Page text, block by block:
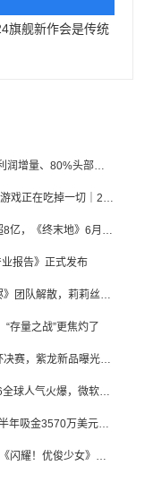
旗舰新作会是传统
游戏AI“账本”公开：500亿利润增量、80%头部入局，谁在闷声发财？
端游“复活”，出海狂飙，小游戏正在吃掉一切｜2026上半年产业报告
仅苹果谷歌商店半年吸金超8亿，《终末地》6月份收入显著回暖
报告》正式发布
腾讯曝百亿收购案，《辉烬》团队解散，莉莉丝新作曝光｜陀螺周报
存量之战”更焦灼了
三七网易Avia放假看世界杯决赛，紫龙新品曝光，米哈游新作上线 | 陀螺周报
暑期档新作扎堆，BW2026全球人气火爆，微软XBOX大裁员|陀螺周报
《皮克敏 Bloom》2026上半年吸金3570万美元，中国台湾成最大市场
出海首年营收超1亿美元，《闪耀！优俊少女》美国市场占比达七成